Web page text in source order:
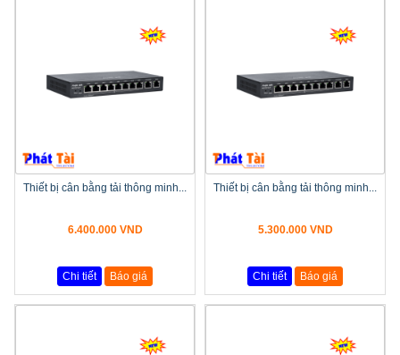
Thiết bị cân bằng tải thông minh...
6.400.000 VND
Chi tiết Báo giá
Thiết bị cân bằng tải thông minh...
5.300.000 VND
Chi tiết Báo giá